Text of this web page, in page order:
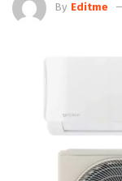
By Editme